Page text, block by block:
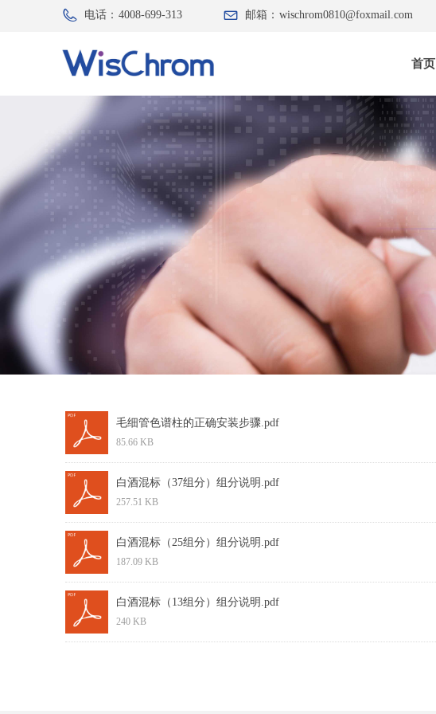
首页
电话： 4008-699-313 邮箱： wischrom0810@foxmail.com
毛细管色谱柱的正确安装步骤.pdf
85.66 KB
白酒混标（37组分）组分说明.pdf
257.51 KB
白酒混标（25组分）组分说明.pdf
187.09 KB
白酒混标（13组分）组分说明.pdf
240 KB